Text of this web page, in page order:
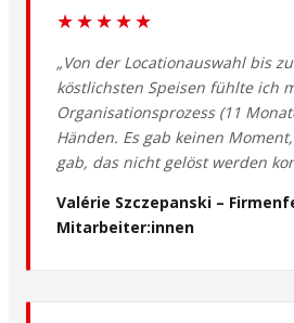
★★★★★
„Von der Locationauswahl bis
köstlichsten Speisen fühlte ich
Organisationsprozess (11
Händen. Es gab keinen
gab, das nicht gelöst werden
Valérie Szczepanski –
Mitarbeiter:innen